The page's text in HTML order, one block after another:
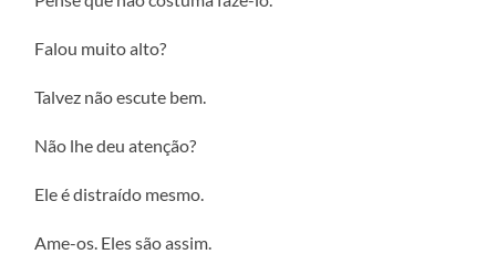
Falou muito alto?
Talvez não escute bem.
Não lhe deu atenção?
Ele é distraído mesmo.
Ame-os. Eles são assim.